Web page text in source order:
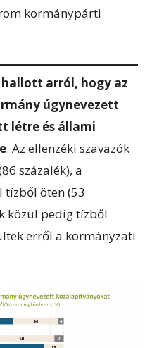
kormánypárti
arról, hogy az
úgynevezett
létre és állami
. Az ellenzéki szavazók
százalék), a
tízből öten (53
közül pedig tízből
erről a kormányzati